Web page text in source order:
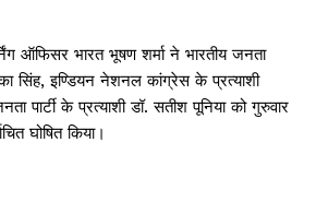
ऑफिसर भारत भूषण शर्मा ने भारतीय जनता
सिंह, इण्डियन नेशनल कांग्रेस के प्रत्याशी
पार्टी के प्रत्याशी डॉ. सतीश पूनिया को गुरुवार
घोषित किया।